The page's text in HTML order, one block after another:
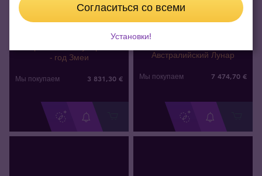
Нет на складе
- год Змеи
Мы покупаем 3 831,30 €
Нет на складе
Австралийский Лунар
Мы покупаем 7 474,70 €
Согласиться со всеми
Установки!